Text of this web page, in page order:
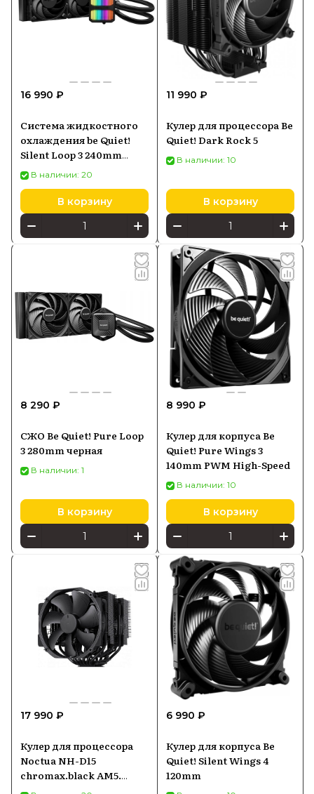
16 990 ₽
Система жидкостного
охлаждения be Quiet!
Silent Loop 3 240mm
(BW024)
В наличии: 20
В корзину
11 990 ₽
Кулер для процессора Be
Quiet! Dark Rock 5
В наличии: 10
В корзину
8 290 ₽
СЖО Be Quiet! Pure Loop
3 280mm черная
В наличии: 1
В корзину
8 990 ₽
Кулер для корпуса Be
Quiet! Pure Wings 3
140mm PWM High-Speed
В наличии: 10
В корзину
17 990 ₽
Кулер для процессора
Noctua NH-D15
chromax.black AM5.
LGA1700.
6 990 ₽
Кулер для корпуса Be
Quiet! Silent Wings 4
120mm